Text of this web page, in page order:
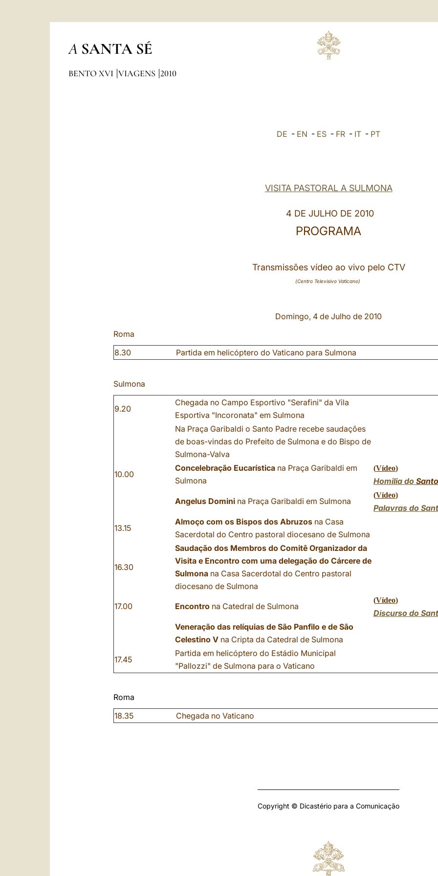
A SANTA SÉ
BENTO XVI VIAGENS 2010
DE - EN - ES - FR - IT - PT
VISITA PASTORAL A SULMONA
4 DE JULHO DE 2010
PROGRAMA
Transmissões vídeo ao vivo pelo CTV
(Centro Televisivo Vaticano)
Domingo, 4 de Julho de 2010
Roma
8.30
Partida em helicóptero do Vaticano para Sulmona
Sulmona
9.20
Chegada no Campo Esportivo "Serafini" da Vila
Esportiva "Incoronata" em Sulmona
Na Praça Garibaldi o Santo Padre recebe saudações
de boas-vindas do Prefeito de Sulmona e do Bispo de
Sulmona-Valva
10.00
Concelebração Eucarística na Praça Garibaldi em
Sulmona
(Vídeo)
Homilia do
Angelus Domini na Praça Garibaldi em Sulmona
(Vídeo)
Palavras do
13.15
Almoço com os Bispos dos Abruzos na Casa
Sacerdotal do Centro pastoral diocesano de Sulmona
16.30
Saudação dos Membros do Comitê Organizador da
Visita e Encontro com uma delegação do Cárcere de
Sulmona na Casa Sacerdotal do Centro pastoral
diocesano de Sulmona
17.00 Encontro na Catedral de Sulmona
(Vídeo)
Discurso do
Veneração das relíquias de São Panfilo e de São
Celestino V na Cripta da Catedral de Sulmona
17.45
Partida em helicóptero do Estádio Municipal
"Pallozzi" de Sulmona para o Vaticano
Roma
18.35
Chegada no Vaticano
Copyright © Dicastério para a Comunicação